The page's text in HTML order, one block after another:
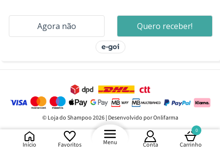
Início Favoritos Menu Conta
0
Carrinho
© Loja do Shampoo 2026 | Desenvolvido por Onlifarma